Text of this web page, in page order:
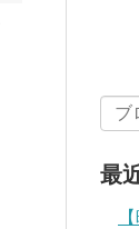
最